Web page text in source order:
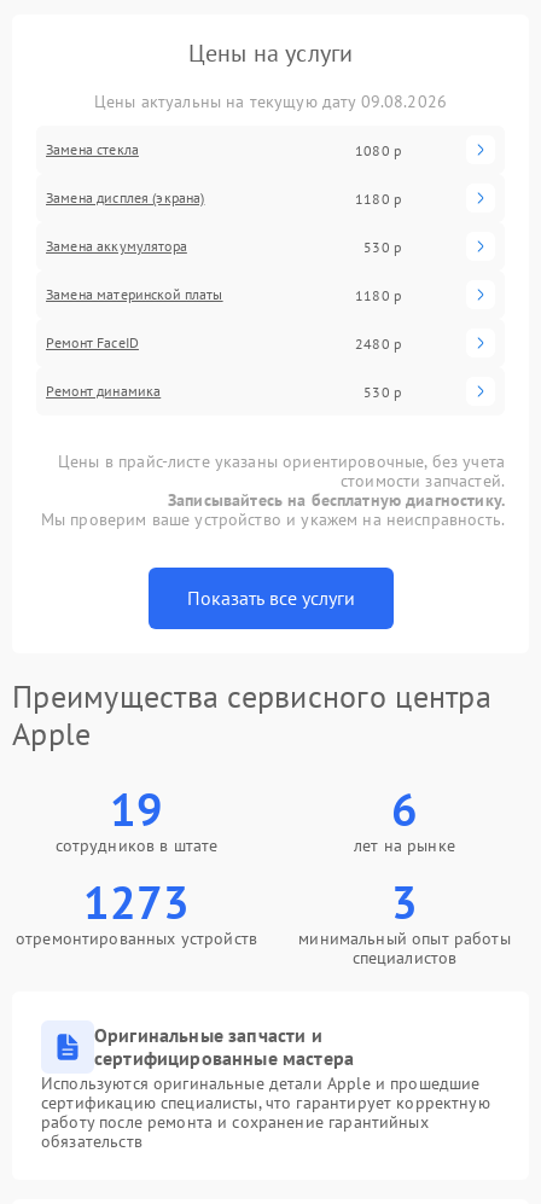
Цены на услуги
Цены актуальны на текущую дату 09.08.2026
Замена стекла 1080 р
Замена дисплея (экрана) 1180 р
Замена аккумулятора 530 р
Замена материнской платы 1180 р
Ремонт FaceID 2480 р
Ремонт динамика 530 р
Цены в прайс-листе указаны ориентировочные, без учета
стоимости запчастей.
Записывайтесь на бесплатную диагностику.
Мы проверим ваше устройство и укажем на неисправность.
Показать все услуги
Преимущества сервисного центра
Apple
19
сотрудников в штате
6
лет на рынке
1273
отремонтированных устройств
3
минимальный опыт работы
специалистов
Оригинальные запчасти и
сертифицированные мастера
Используются оригинальные детали Apple и прошедшие
сертификацию специалисты, что гарантирует корректную
работу после ремонта и сохранение гарантийных
обязательств